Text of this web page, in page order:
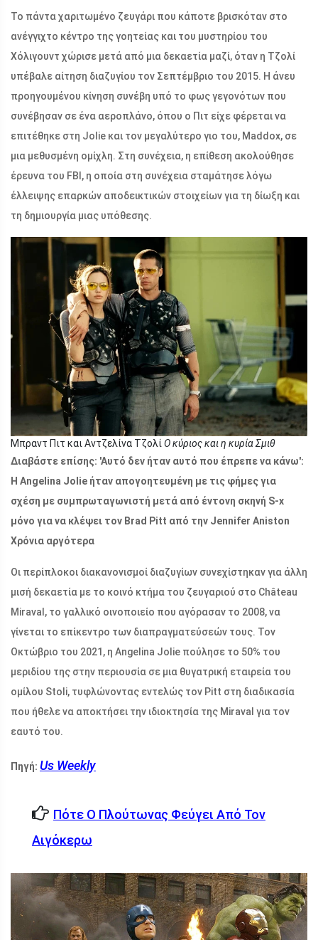
Το πάντα χαριτωμένο ζευγάρι που κάποτε βρισκόταν στο
ανέγγιχτο κέντρο της γοητείας και του μυστηρίου του
Χόλιγουντ χώρισε μετά από μια δεκαετία μαζί, όταν η Τζολί
υπέβαλε αίτηση διαζυγίου τον Σεπτέμβριο του 2015. Η άνευ
προηγουμένου κίνηση συνέβη υπό το φως γεγονότων που
συνέβησαν σε ένα αεροπλάνο, όπου ο Πιτ είχε φέρεται να
επιτέθηκε στη Jolie και τον μεγαλύτερο γιο του, Maddox, σε
μια μεθυσμένη ομίχλη. Στη συνέχεια, η επίθεση ακολούθησε
έρευνα του FBI, η οποία στη συνέχεια σταμάτησε λόγω
έλλειψης επαρκών αποδεικτικών στοιχείων για τη δίωξη και
τη δημιουργία μιας υπόθεσης.
Μπραντ Πιτ και Αντζελίνα ΤζολίΟ κύριος και η κυρία Σμιθ
Διαβάστε επίσης: 'Αυτό δεν ήταν αυτό που έπρεπε να κάνω':
Η Angelina Jolie ήταν απογοητευμένη με τις φήμες για
σχέση με συμπρωταγωνιστή μετά από έντονη σκηνή S-x
μόνο για να κλέψει τον Brad Pitt από την Jennifer Aniston
Χρόνια αργότερα
Οι περίπλοκοι διακανονισμοί διαζυγίων συνεχίστηκαν για άλλη
μισή δεκαετία με το κοινό κτήμα του ζευγαριού στο Château
Miraval, το γαλλικό οινοποιείο που αγόρασαν το 2008, να
γίνεται το επίκεντρο των διαπραγματεύσεών τους. Τον
Οκτώβριο του 2021, η Angelina Jolie πούλησε το 50% του
μεριδίου της στην περιουσία σε μια θυγατρική εταιρεία του
ομίλου Stoli, τυφλώνοντας εντελώς τον Pitt στη διαδικασία
που ήθελε να αποκτήσει την ιδιοκτησία της Miraval για τον
εαυτό του.
Πηγή: Us Weekly
Πότε Ο Πλούτωνας Φεύγει Από Τον
Αιγόκερω